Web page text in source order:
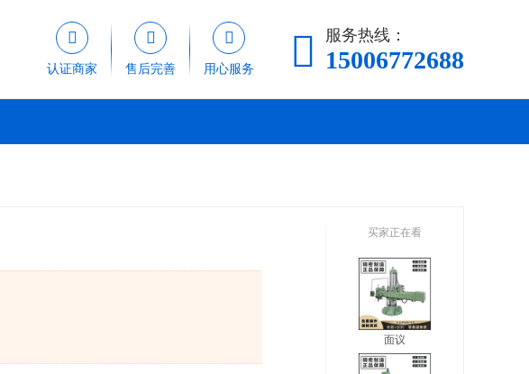

认证商家

售后完善

用心服务  服务热线：
15006772688
买家正在看
面议